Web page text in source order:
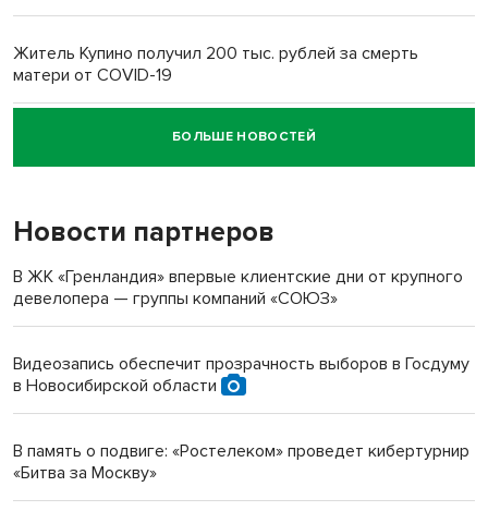
Житель Купино получил 200 тыс. рублей за смерть
матери от COVID-19
Новосибирский суд наказал водителя за смерть
пенсионерки на вокзале
«Мы живём на пастбище!»: в новосибирском селе лошади
терроризируют жителей
Инвалид получил условный срок за избиение врачей
Новосибирский преподаватель с женой вошли в топ-16
Обновлённое отделение ВТБ открылось в Искитиме
БОЛЬШЕ НОВОСТЕЙ
Новости партнеров
В ЖК «Гренландия» впервые клиентские дни от крупного
девелопера — группы компаний «СОЮЗ»
Видеозапись обеспечит прозрачность выборов в Госдуму
в Новосибирской области
В память о подвиге: «Ростелеком» проведет кибертурнир
«Битва за Москву»